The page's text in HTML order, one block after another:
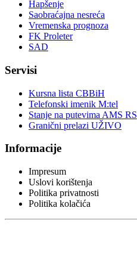
Hapšenje
Saobraćajna nesreća
Vremenska prognoza
FK Proleter
SAD
Servisi
Kursna lista CBBiH
Telefonski imenik M:tel
Stanje na putevima AMS RS
Granični prelazi UŽIVO
Informacije
Impresum
Uslovi korištenja
Politika privatnosti
Politika kolačića